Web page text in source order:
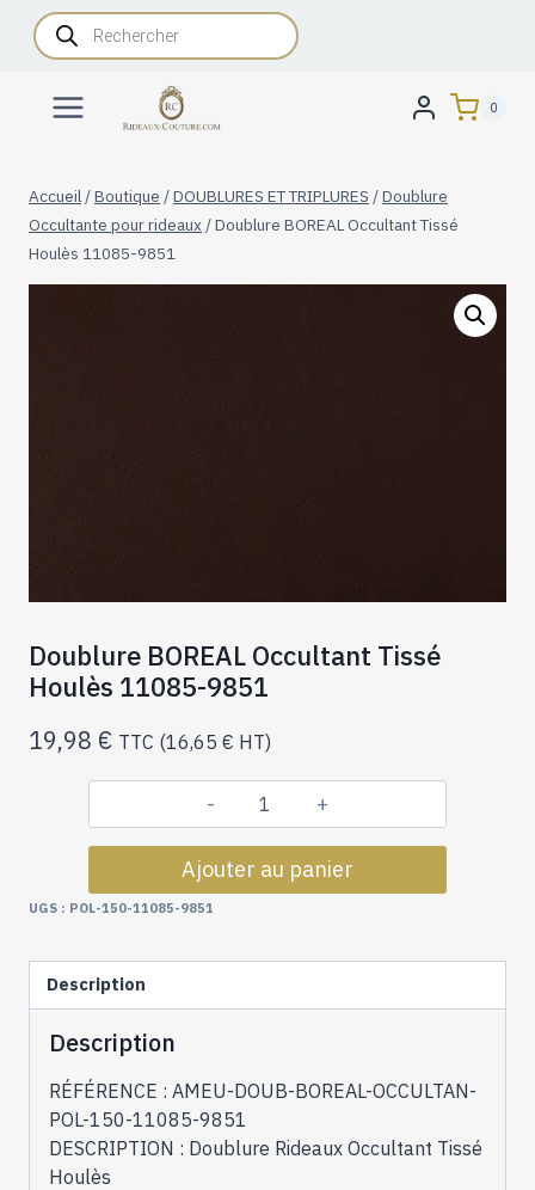
AllerRecherche
de
produits
0
Accueil /Boutique /DOUBLURES ET TRIPLURES /Doublure
Occultante pour rideaux /Doublure BOREAL Occultant Tissé
Houlès 11085-9851
Doublure BOREAL Occultant Tissé
Houlès 11085-9851
19,98 € TTC (16,65 € HT)
quantité
de
Doublure
Tissé
11085-
Ajouter au panier
UGS : POL-150-11085-9851
Description
Description
RÉFÉRENCE : AMEU-DOUB-BOREAL-OCCULTAN-
POL-150-11085-9851
DESCRIPTION : Doublure Rideaux Occultant Tissé
Houlès